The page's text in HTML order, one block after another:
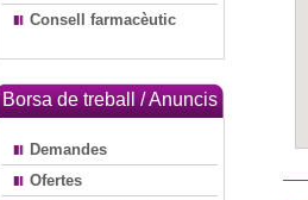
Consell farmacèutic
Borsa de treball / Anuncis
Demandes
Ofertes